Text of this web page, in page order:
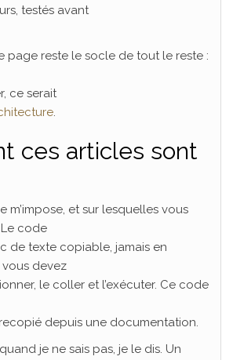
testés avant
page reste le socle de tout le reste :
ce serait
.
ces articles sont
m’impose, et sur lesquelles vous
code
de texte copiable, jamais en
vous devez
le coller et l’exécuter. Ce code
depuis une documentation.
je ne sais pas, je le dis. Un